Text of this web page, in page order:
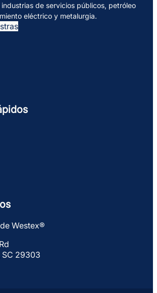
de servicios públicos, petróleo
eléctrico y metalurgia.
Westex®
SC 29303